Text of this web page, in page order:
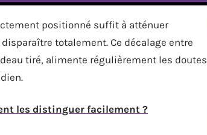
positionné suffit à atténuer
totalement. Ce décalage entre
tiré, alimente régulièrement les doutes
les distinguer facilement ?